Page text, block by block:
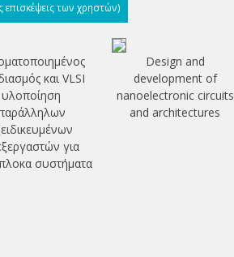
επισκέψεις των χρηστών)
και VLSI
υλοποίηση
για
συστήματα
Design and
development of
nanoelectronic circuits
and architectures